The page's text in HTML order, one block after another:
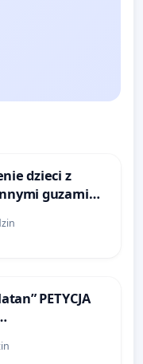
dzieci z
guzami
w
PETYCJA
POLSKIEJ